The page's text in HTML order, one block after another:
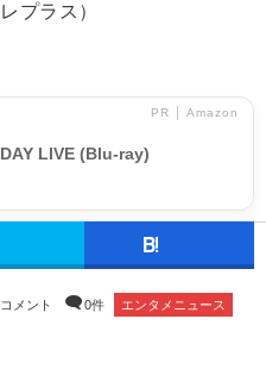
プラス）
PR │ Amazon
LIVE (Blu-ray)
コメント 0件 エンタメニュース